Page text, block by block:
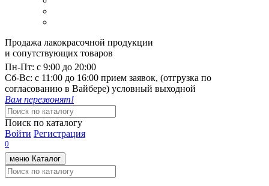
Продажа лакокрасочной продукции
и сопутствующих товаров
Пн-Пт: с 9:00 до 20:00
Cб-Вс: с 11:00 до 16:00 прием заявок, (отгрузка по
согласованию в Вайбере) условный выходной
Вам перезвонят!
Поиск по каталогу
Войти Регистрация
0
меню Каталог